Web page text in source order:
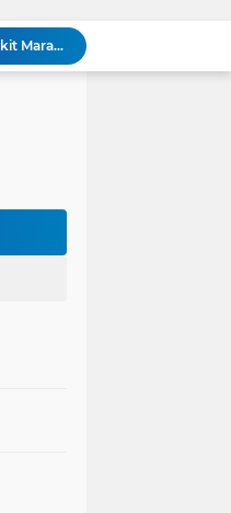
BREAKING NEWS: Polsek Gunung Malela Gerebek Lokalisasi Bukit Maraja, Dua Perempuan Menangis Saat Diciduk Bersama Sabu
Meneguhkan Jati Diri Patambor Indonesia. PATAMBOR INDONESIA Akan Gelar RAKERNAS II Di Jakarta.
HUT RI ke 81 dan Hari Jadi Kab, Tanjung Jabung Barat ke-62 Bupati Anwar Sadat Resmi Buka Lomba Mancing.